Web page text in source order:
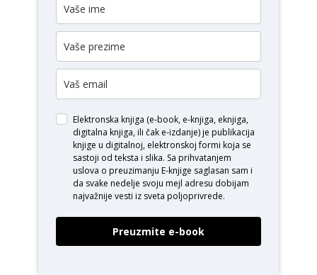
Elektronska knjiga (e-book, e-knjiga, eknjiga,
digitalna knjiga, ili čak e-izdanje) je publikacija
knjige u digitalnoj, elektronskoj formi koja se
sastoji od teksta i slika. Sa prihvatanjem
uslova o preuzimanju E-knjige saglasan sam i
da svake nedelje svoju mejl adresu dobijam
najvažnije vesti iz sveta poljoprivrede.
Preuzmite e-book